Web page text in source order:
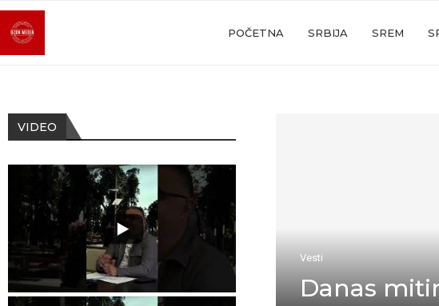
POČETNA SRBIJA SREM
Vesti
Danas
VIDEO